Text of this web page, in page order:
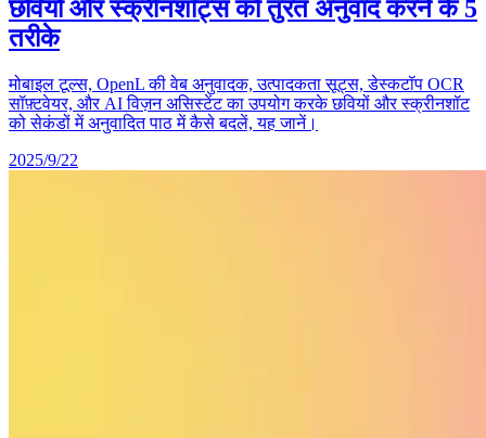
छवियों और स्क्रीनशॉट्स को तुरंत अनुवाद करने के 5
तरीके
मोबाइल टूल्स, OpenL की वेब अनुवादक, उत्पादकता सूट्स, डेस्कटॉप OCR
सॉफ़्टवेयर, और AI विज़न असिस्टेंट का उपयोग करके छवियों और स्क्रीनशॉट
को सेकंडों में अनुवादित पाठ में कैसे बदलें, यह जानें।
2025/9/22